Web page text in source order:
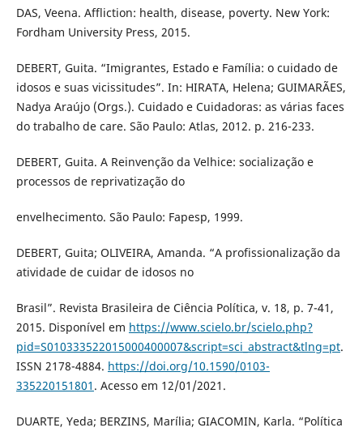
DAS, Veena. Affliction: health, disease, poverty. New York:
Fordham University Press, 2015.
DEBERT, Guita. “Imigrantes, Estado e Família: o cuidado de
idosos e suas vicissitudes”. In: HIRATA, Helena; GUIMARÃES,
Nadya Araújo (Orgs.). Cuidado e Cuidadoras: as várias faces
do trabalho de care. São Paulo: Atlas, 2012. p. 216-233.
DEBERT, Guita. A Reinvenção da Velhice: socialização e
processos de reprivatização do
envelhecimento. São Paulo: Fapesp, 1999.
DEBERT, Guita; OLIVEIRA, Amanda. “A profissionalização da
atividade de cuidar de idosos no
Brasil”. Revista Brasileira de Ciência Política, v. 18, p. 7-41,
2015. Disponível em https://www.scielo.br/scielo.php?
pid=S010333522015000400007&script=sci_abstract&tlng=pt.
ISSN 2178-4884. https://doi.org/10.1590/0103-
335220151801 . Acesso em 12/01/2021.
DUARTE, Yeda; BERZINS, Marília; GIACOMIN, Karla. “Política